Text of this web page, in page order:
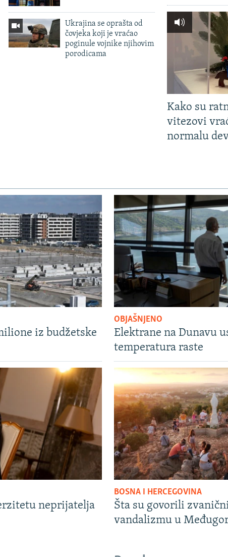
Ukrajina se oprašta od
čovjeka koji je vraćao
poginule vojnike njihovim
porodicama
Kako su
vitezovi
normalu
iz budžetske
OBJAŠNJENO
Elektrane na Dunavu
temperatura raste
neprijatelja
BOSNA I HERCEGOVINA
Šta su govorili
vandalizmu u